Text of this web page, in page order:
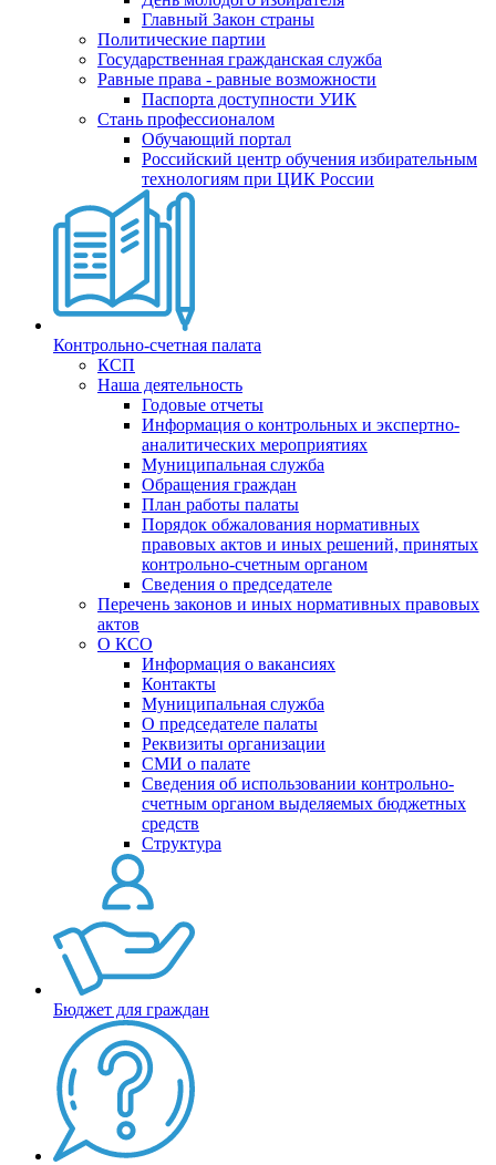
Главный Закон страны
Политические партии
Государственная гражданская служба
Равные права - равные возможности
Паспорта доступности УИК
Стань профессионалом
Обучающий портал
Российский центр обучения избирательным
технологиям при ЦИК России
Контрольно-счетная палата
КСП
Наша деятельность
Годовые отчеты
Информация о контрольных и экспертно-
аналитических мероприятиях
Муниципальная служба
Обращения граждан
План работы палаты
Порядок обжалования нормативных
правовых актов и иных решений, принятых
контрольно-счетным органом
Сведения о председателе
Перечень законов и иных нормативных правовых
актов
О КСО
Информация о вакансиях
Контакты
Муниципальная служба
О председателе палаты
Реквизиты организации
СМИ о палате
Сведения об использовании контрольно-
счетным органом выделяемых бюджетных
средств
Структура
Бюджет для граждан